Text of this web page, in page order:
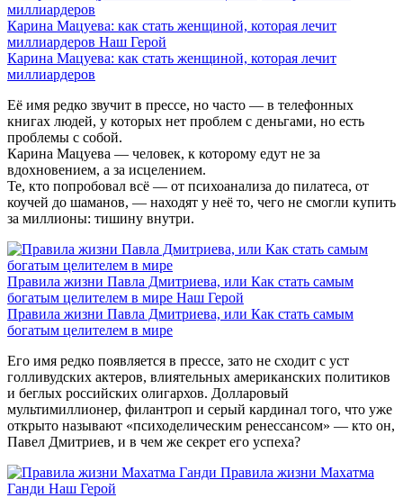
Карина Мацуева: как стать женщиной, которая лечит
миллиардеров Наш Герой
Карина Мацуева: как стать женщиной, которая лечит
миллиардеров
Её имя редко звучит в прессе, но часто — в телефонных
книгах людей, у которых нет проблем с деньгами, но есть
проблемы с собой.
Карина Мацуева — человек, к которому едут не за
вдохновением, а за исцелением.
Те, кто попробовал всё — от психоанализа до пилатеса, от
коучей до шаманов, — находят у неё то, чего не смогли купить
за миллионы: тишину внутри.
Правила жизни Павла Дмитриева, или Как стать самым
богатым целителем в мире Наш Герой
Правила жизни Павла Дмитриева, или Как стать самым
богатым целителем в мире
Его имя редко появляется в прессе, зато не сходит с уст
голливудских актеров, влиятельных американских политиков
и беглых российских олигархов. Долларовый
мультимиллионер, филантроп и серый кардинал того, что уже
открыто называют «психоделическим ренессансом» — кто он,
Павел Дмитриев, и в чем же секрет его успеха?
Правила жизни Махатма
Ганди Наш Герой